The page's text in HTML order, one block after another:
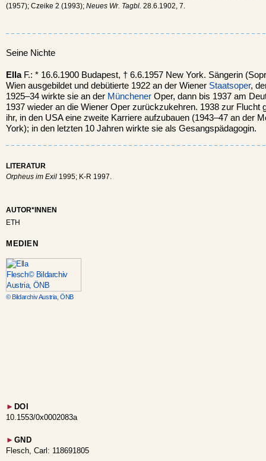
(1957); Czeike 2 (1993); Neues Wr. Tagbl. 28.6.1902, 7.
Seine Nichte
EllaF.: * 16.6.1900 Budapest, † 6.6.1957 New York. Sängerin
Wien ausgebildet und debütierte 1922 an der Wiener Staatsoper,
1925–34 wirkte sie an der Münchener Oper, dann bis 1937 am
1937 wieder an die Wiener Oper zurückzukehren. 1938 zur Flucht
ihr, in den USA eine zweite Karriere aufzubauen (1943–47 an der
York); in den letzten 10 Jahren wirkte sie als Gesangspädagogin.
LITERATUR
Orpheus im Exil 1995; K-R 1997.
AUTOR*INNEN
ETH
MEDIEN
© Bildarchiv Austria, ÖNB
► DOI
10.1553/0x0002083a
► GND
Flesch, Carl: 118691805